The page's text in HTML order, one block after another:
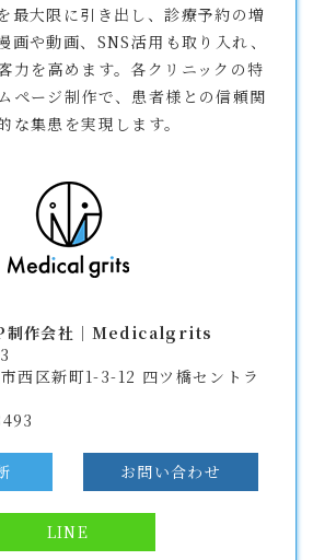
最大限に引き出し、診療予約の増
画や動画、SNS活用も取り入れ、
力を高めます。各クリニックの特
ページ制作で、患者様との信頼関
な集患を実現します。
制作会社｜Medicalgrits
西区新町1-3-12 四ツ橋セントラ
お問い合わせ
LINE